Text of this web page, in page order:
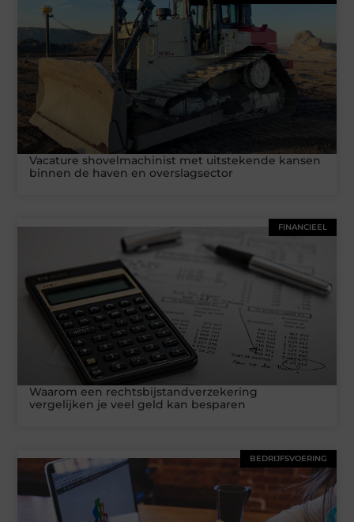
Vacature shovelmachinist met uitstekende kansen
binnen de haven en overslagsector
FINANCIEEL
Waarom een rechtsbijstandverzekering
vergelijken je veel geld kan besparen
BEDRIJFSVOERING